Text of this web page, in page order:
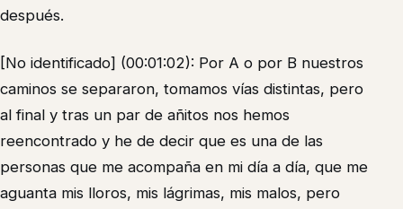
después.
[No identificado] (00:01:02): Por A o por B nuestros
caminos se separaron, tomamos vías distintas, pero
al final y tras un par de añitos nos hemos
reencontrado y he de decir que es una de las
personas que me acompaña en mi día a día, que me
aguanta mis lloros, mis lágrimas, mis malos, pero